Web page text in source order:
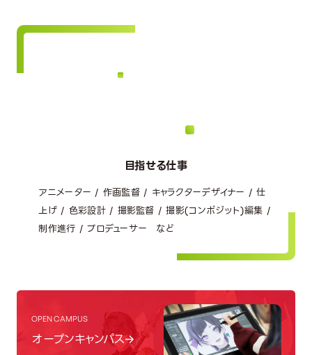
目指せる仕事
アニメーター / 作画監督 / キャラクターデザイナー / 仕
上げ / 色彩設計 / 撮影監督 / 撮影(コンポジット)編集 /
制作進行 / プロデューサー など
OPEN CAMPUS
オープンキャンパス